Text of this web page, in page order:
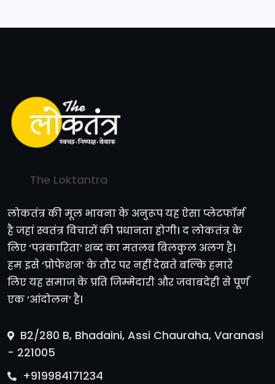
The Loktantra
लोकतंत्र की मूल भावना के अनुरूप यह ऐसा प्लेटफॉर्म
है जहां स्वतंत्र विचारों की प्रधानता होगी। द लोकतंत्र के
लिए ‘पत्रकारिता’ शब्द का मतलब बिलकुल अलग है।
हम इसे ‘प्रोफेशन’ के तौर पर नहीं देखते बल्कि हमारे
लिए यह समाज के प्रति जिम्मेदारी और जवाबदेही से पूर्ण
एक ‘आंदोलन’ है।
B2/280 B, Bhadaini, Assi Chauraha, Varanasi
- 221005
+919984171234